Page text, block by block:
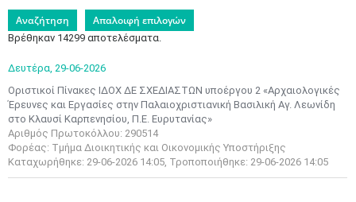
Βρέθηκαν 14299 αποτελέσματα.
Δευτέρα, 29-06-2026
Οριστικοί Πίνακες ΙΔΟΧ ΔΕ ΣΧΕΔΙΑΣΤΩΝ υποέργου 2 «Αρχαιολογικές
Έρευνες και Εργασίες στην Παλαιοχριστιανική Βασιλική Αγ. Λεωνίδη
στο Κλαυσί Καρπενησίου, Π.Ε. Ευρυτανίας»
Αριθμός Πρωτοκόλλου: 290514
Φορέας: Τμήμα Διοικητικής και Οικονομικής Υποστήριξης
Καταχωρήθηκε: 29-06-2026 14:05, Τροποποιήθηκε: 29-06-2026 14:05